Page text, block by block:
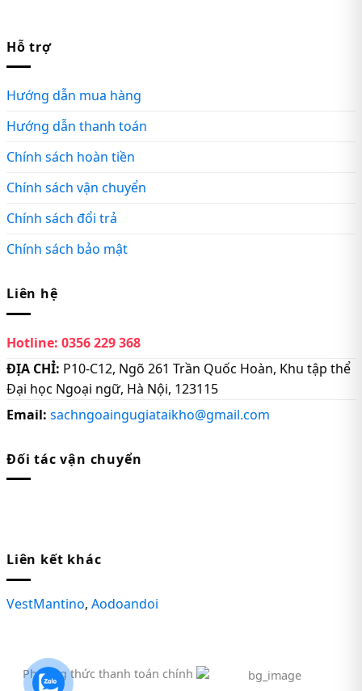
Hỗ trợ
Hướng dẫn mua hàng
Hướng dẫn thanh toán
Chính sách hoàn tiền
Chính sách vận chuyển
Chính sách đổi trả
Chính sách bảo mật
Liên hệ
Hotline: 0356 229 368
ĐỊA CHỈ: P10-C12, Ngõ 261 Trần Quốc Hoàn, Khu tập thể
Đại học Ngoại ngữ, Hà Nội, 123115
Email: sachngoaingugiataikho@gmail.com
Đối tác vận chuyển
Liên kết khác
VestMantino, Aodoandoi
Phương thức thanh toán chính